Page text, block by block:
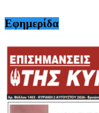
Εφημερίδα